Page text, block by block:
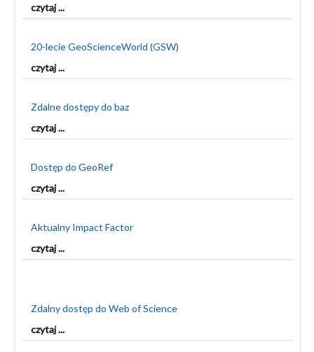
czytaj ...
20-lecie GeoScienceWorld (GSW)
czytaj ...
Zdalne dostępy do baz
czytaj ...
Dostęp do GeoRef
czytaj ...
Aktualny Impact Factor
czytaj ...
Zdalny dostęp do Web of Science
czytaj ...